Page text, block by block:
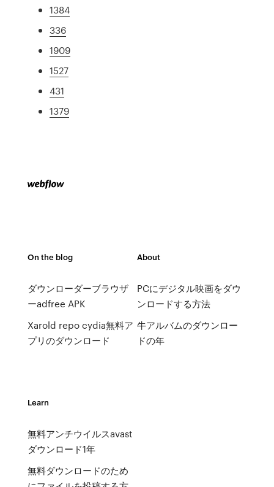
1384
336
1909
1527
431
1379
On the blog
ダウンローダーブラウザ
ーadfree APK
Xarold repo cydia無料ア
プリのダウンロード
About
PCにデジタル映画をダウ
ンロードする方法
牛アルバムのダウンロー
ドの年
Learn
無料アンチウイルスavast
ダウンロード1年
無料ダウンロードのため